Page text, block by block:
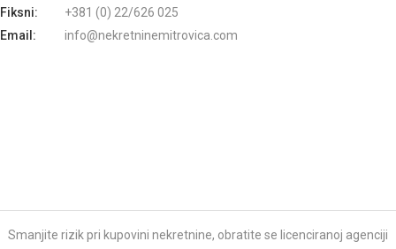
Fiksni:
+381 (0) 22/626 025
Email:
info@nekretninemitrovica.com
Smanjite rizik pri kupovini nekretnine, obratite se licenciranoj agenciji